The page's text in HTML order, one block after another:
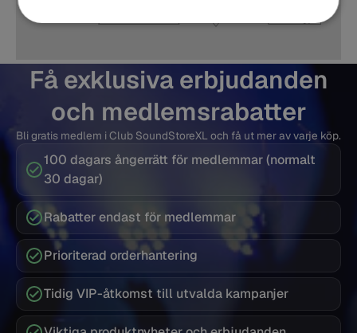
Få exklusiva erbjudanden
och medlemsrabatter
Bli gratis medlem i Club SoundStoreXL och få ut mer av varje köp.
100 dagars ångerrätt för medlemmar (normalt
30 dagar)
Rabatter endast för medlemmar
Prioriterad orderhantering
Tidig VIP-åtkomst till utvalda kampanjer